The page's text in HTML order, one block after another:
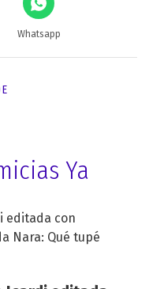
Whatsapp
Ya